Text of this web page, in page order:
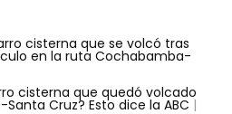
cisterna que se volcó tras
en la ruta Cochabamba-
cisterna que quedó volcado
Cruz? Esto dice la ABC |